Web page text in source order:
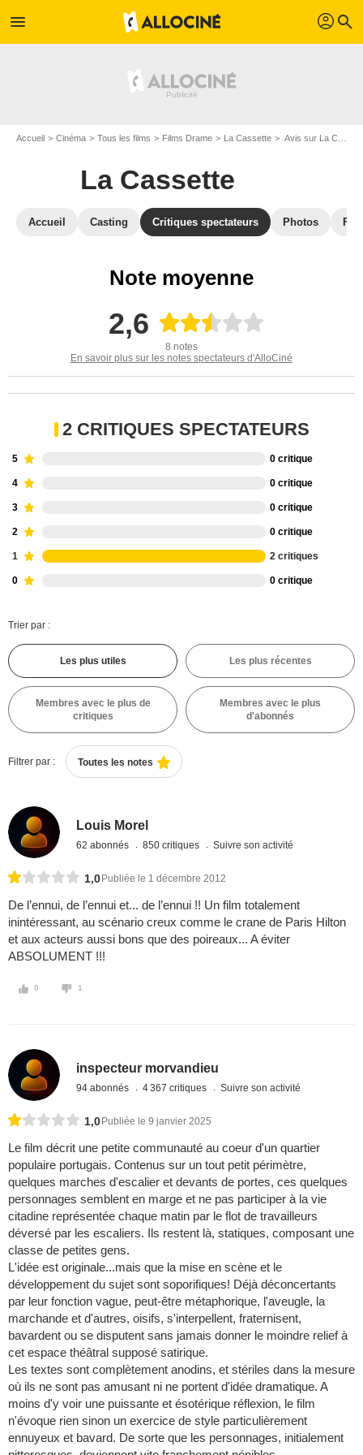
menu profil search
Accueil Cinéma Tous les films Films Drame La Cassette Avis sur La Cassette
La Cassette
Accueil Casting Critiques spectateurs Photos
Note moyenne
2,6
8 notes
En savoir plus sur les notes spectateurs d'AlloCiné
2 CRITIQUES SPECTATEURS
5 0 critique
4 0 critique
3 0 critique
2 0 critique
1 2 critiques
0 0 critique
Trier par :
Les plus utiles Les plus récentes
Membres avec le plus de
critiques
Membres avec le plus
d'abonnés
Filtrer par : Toutes les notes
Louis Morel
62 abonnés 850 critiques Suivre son activité
1,0 Publiée le 1 décembre 2012
De l’ennui, de l’ennui et... de l’ennui !! Un film totalement
inintéressant, au scénario creux comme le crane de Paris Hilton
et aux acteurs aussi bons que des poireaux... A éviter
ABSOLUMENT !!!
0 1
inspecteur morvandieu
94 abonnés 4 367 critiques Suivre son activité
1,0 Publiée le 9 janvier 2025
Le film décrit une petite communauté au coeur d'un quartier
populaire portugais. Contenus sur un tout petit périmètre,
quelques marches d'escalier et devants de portes, ces quelques
personnages semblent en marge et ne pas participer à la vie
citadine représentée chaque matin par le flot de travailleurs
déversé par les escaliers. Ils restent là, statiques, composant une
classe de petites gens.
L'idée est originale...mais que la mise en scène et le
développement du sujet sont soporifiques! Déjà déconcertants
par leur fonction vague, peut-être métaphorique, l'aveugle, la
marchande et d'autres, oisifs, s'interpellent, fraternisent,
bavardent ou se disputent sans jamais donner le moindre relief à
cet espace théâtral supposé satirique.
Les textes sont complètement anodins, et stériles dans la mesure
où ils ne sont pas amusant ni ne portent d'idée dramatique. A
moins d'y voir une puissante et ésotérique réflexion, le film
n'évoque rien sinon un exercice de style particulièrement
ennuyeux et bavard. De sorte que les personnages, initialement